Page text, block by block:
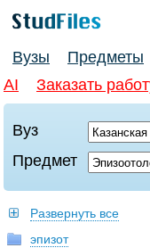
Вузы Предметы
AI
Заказать
Вуз
Предмет
Развернуть все
эпизот